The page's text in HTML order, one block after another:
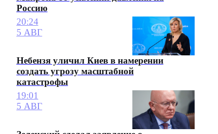
Россию
20:24
5 АВГ
Небензя уличил Киев в намерении
создать угрозу масштабной
катастрофы
19:01
5 АВГ